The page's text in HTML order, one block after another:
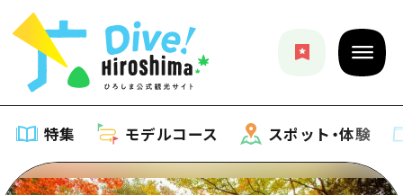
特集 モデルコース スポット・体験